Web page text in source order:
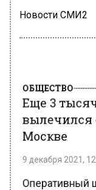
Новости СМИ2
Еще 3
вылечился
Москве
Оперативный